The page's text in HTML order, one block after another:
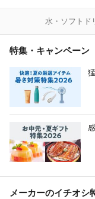
水・ソフトド
特集・キャンペーン
メーカーのイチオシ